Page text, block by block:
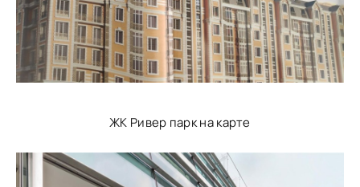
ЖК Ривер парк на карте